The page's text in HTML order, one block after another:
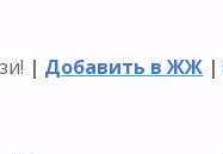
| Добавить в ЖЖ |